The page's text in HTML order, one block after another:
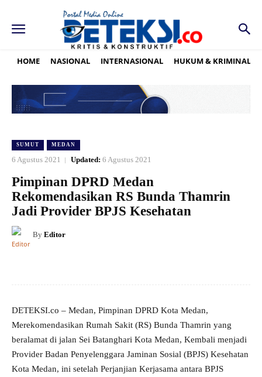
HOME NASIONAL INTERNASIONAL HUKUM & KRIMINAL
SUMUT MEDAN
6 Agustus 2021 Updated: 6 Agustus 2021
Pimpinan DPRD Medan
Rekomendasikan RS Bunda Thamrin
Jadi Provider BPJS Kesehatan
By Editor
DETEKSI.co – Medan, Pimpinan DPRD Kota Medan,
Merekomendasikan Rumah Sakit (RS) Bunda Thamrin yang
beralamat di jalan Sei Batanghari Kota Medan, Kembali menjadi
Provider Badan Penyelenggara Jaminan Sosial (BPJS) Kesehatan
Kota Medan, ini setelah Perjanjian Kerjasama antara BPJS